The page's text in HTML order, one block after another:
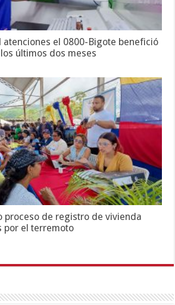
atenciones el 0800-Bigote benefició
últimos dos meses
proceso de registro de vivienda
por el terremoto